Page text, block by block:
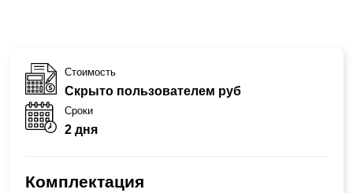
Стоимость
Скрыто пользователем руб
Сроки
2 дня
Комплектация